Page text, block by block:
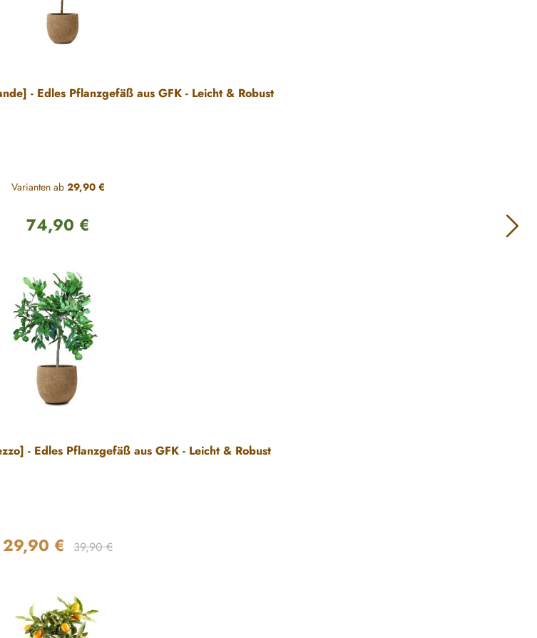
- Edles Pflanzgefäß aus GFK - Leicht & Robust
Varianten ab29,90 €
Regulärer Preis:
74,90 €
- Edles Pflanzgefäß aus GFK - Leicht & Robust
Verkaufspreis:
29,90 € Regulärer Preis:
39,90 €